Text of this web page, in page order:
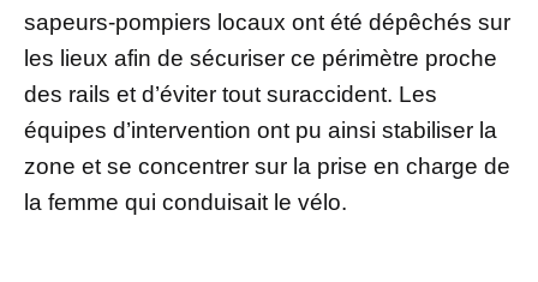
sapeurs-pompiers locaux ont été dépêchés sur
les lieux afin de sécuriser ce périmètre proche
des rails et d’éviter tout suraccident. Les
équipes d’intervention ont pu ainsi stabiliser la
zone et se concentrer sur la prise en charge de
la femme qui conduisait le vélo.